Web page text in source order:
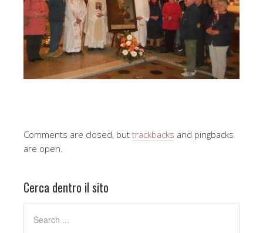
Comments are closed, but trackbacks and pingbacks
are open.
Cerca dentro il sito